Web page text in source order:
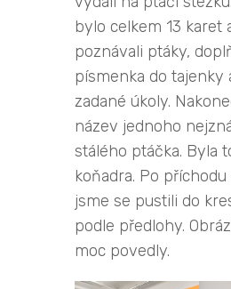
bylo celkem 13 karet
poznávali ptáky,
písmenka do tajenky
zadané úkoly.
název jednoho
stálého ptáčka. Byla
koňadra. Po
jsme se pustili do
podle předlohy.
moc povedly.